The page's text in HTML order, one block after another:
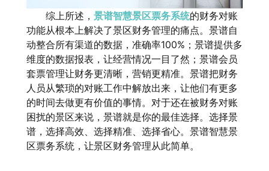
综上所述， 景谱智慧景区票务系统的财务对账
功能从根本上解决了景区财务管理的痛点。景谱自
动整合所有渠道的数据，准确率100%；景谱提供多
维度的数据报表，让经营情况一目了然；景谱会员
套票管理让财务更清晰，营销更精准。景谱把财务
人员从繁琐的对账工作中解放出来，让他们有更多
的时间去做更有价值的事情。对于还在被财务对账
困扰的景区来说，景谱就是你的最佳选择。选择景
谱，选择高效、选择精准、选择省心。景谱智慧景
区票务系统，让景区财务管理从此简单。